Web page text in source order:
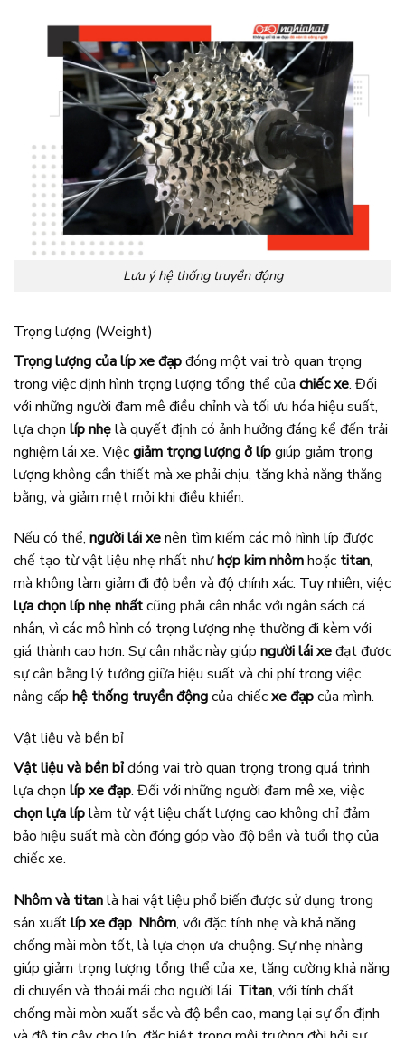
Lưu ý hệ thống truyền động
Trọng lượng (Weight)
Trọng lượng của líp xe đạpđóng một vai trò quan trọng
trong việc định hình trọng lượng tổng thể của chiếc xe. Đối
với những người đam mê điều chỉnh và tối ưu hóa hiệu suất,
lựa chọn líp nhẹlà quyết định có ảnh hưởng đáng kể đến trải
nghiệm lái xe. Việcgiảm trọng lượng ở lípgiúp giảm trọng
lượng không cần thiết mà xe phải chịu, tăng khả năng thăng
bằng, và giảm mệt mỏi khi điều khiển.
Nếu có thể, người lái xenên tìm kiếm các mô hình líp được
chế tạo từ vật liệu nhẹ nhất nhưhợp kim nhômhoặc titan,
mà không làm giảm đi độ bền và độ chính xác. Tuy nhiên, việc
lựa chọn líp nhẹ nhấtcũng phải cân nhắc với ngân sách cá
nhân, vì các mô hình có trọng lượng nhẹ thường đi kèm với
giá thành cao hơn. Sự cân nhắc này giúp người lái xeđạt được
sự cân bằng lý tưởng giữa hiệu suất và chi phí trong việc
nâng cấp hệ thống truyền độngcủa chiếcxe đạpcủa mình.
Vật liệu và bền bỉ
Vật liệu và bền bỉđóng vai trò quan trọng trong quá trình
lựa chọn líp xe đạp. Đối với những người đam mê xe, việc
chọn lựa líplàm từ vật liệu chất lượng cao không chỉ đảm
bảo hiệu suất mà còn đóng góp vào độ bền và tuổi thọ của
chiếc xe.
Nhôm và titanlà hai vật liệu phổ biến được sử dụng trong
sản xuấtlíp xe đạp. Nhôm, với đặc tính nhẹ và khả năng
chống mài mòn tốt, là lựa chọn ưa chuộng. Sự nhẹ nhàng
giúp giảm trọng lượng tổng thể của xe, tăng cường khả năng
di chuyển và thoải mái cho người lái. Titan, với tính chất
chống mài mòn xuất sắc và độ bền cao, mang lại sự ổn định